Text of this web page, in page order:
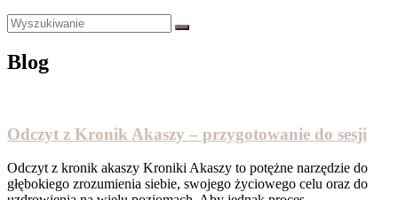
Blog
Odczyt z Kronik Akaszy – przygotowanie do sesji
Odczyt z kronik akaszy Kroniki Akaszy to potężne narzędzie do
głębokiego zrozumienia siebie, swojego życiowego celu oraz do